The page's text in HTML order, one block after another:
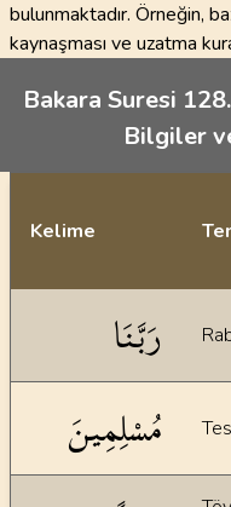
bulunmaktadır. Örneğin,
kaynaşması ve uzatma
Bakara Suresi
Bilgiler
Kelime
رَبَّنَا
مُسْلِمِينَ